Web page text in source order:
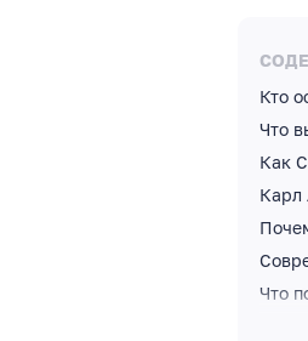
Кто
Что
Как
Карл
Что